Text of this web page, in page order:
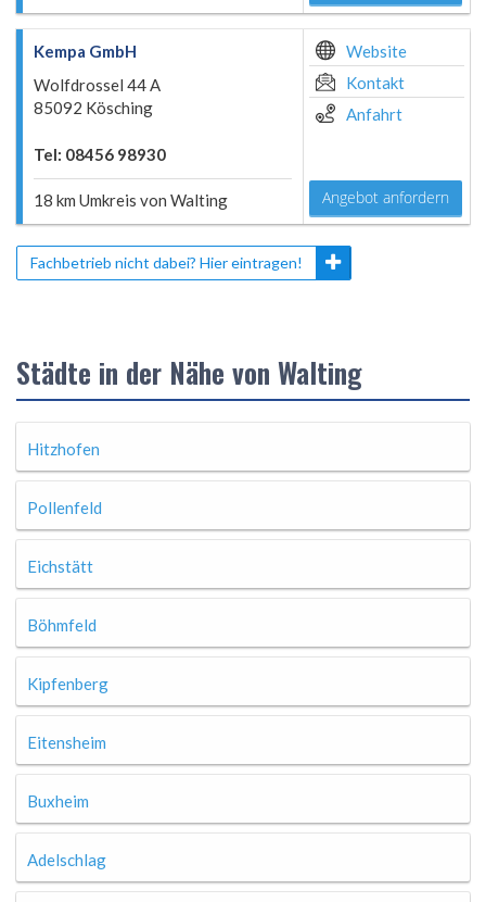
Kempa GmbH
Wolfdrossel 44 A
85092 Kösching
Tel: 08456 98930
18 km Umkreis von Walting
Website
Kontakt
Anfahrt
Angebot anfordern
Fachbetrieb nicht dabei? Hier eintragen!
Städte in der Nähe von Walting
Hitzhofen
Pollenfeld
Eichstätt
Böhmfeld
Kipfenberg
Eitensheim
Buxheim
Adelschlag